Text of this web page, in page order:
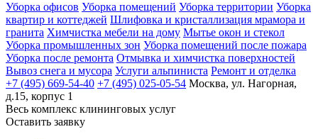
Уборка офисов Уборка помещений Уборка территории Уборка
квартир и коттеджей Шлифовка и кристаллизация мрамора и
гранита Химчистка мебели на дому Мытье окон и стекол
Уборка промышленных зон Уборка помещений после пожара
Уборка после ремонта Отмывка и химчистка поверхностей
Вывоз снега и мусора Услуги альпиниста Ремонт и отделка
+7 (495) 669-54-40 +7 (495) 025-05-54 Москва, ул. Нагорная,
д.15, корпус 1
Весь комплекс клининговых услуг
Оставить заявку